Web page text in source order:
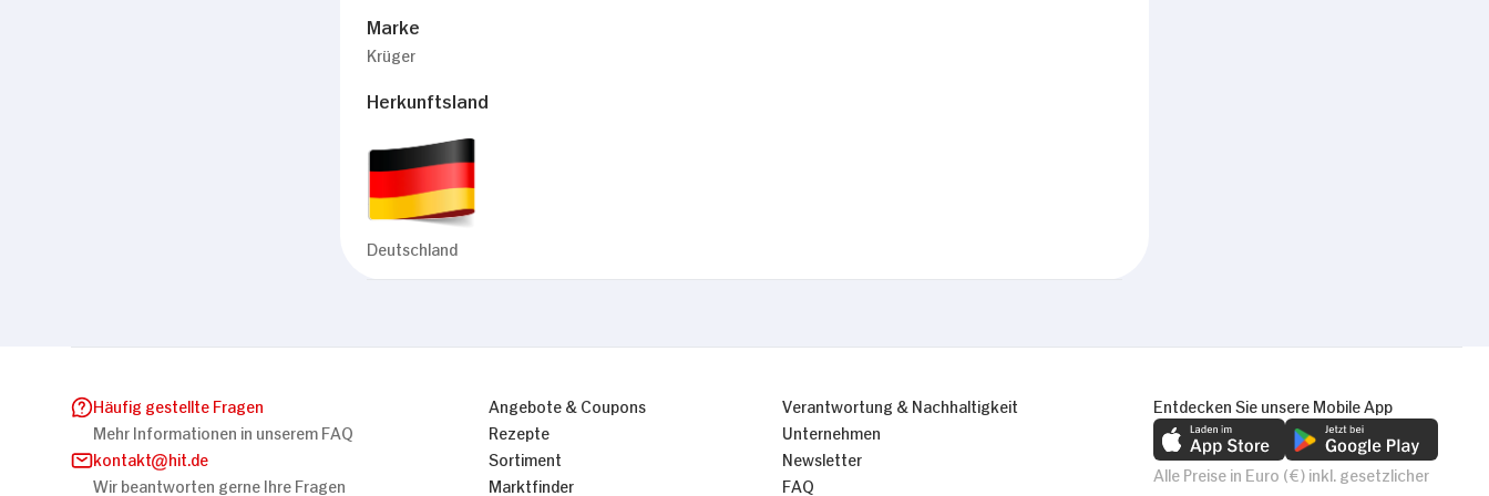
Marke
Krüger
Herkunftsland
Deutschland
Häufig gestellte Fragen
Mehr Informationen in unserem FAQ
kontakt
hit.de
Wir beantworten gerne Ihre Fragen
Angebote & Coupons
Rezepte
Sortiment
Marktfinder
Verantwortung & Nachhaltigkeit
Unternehmen
Newsletter
FAQ
Entdecken Sie unsere Mobile App
Alle Preise in Euro (€) inkl. gesetzlicher